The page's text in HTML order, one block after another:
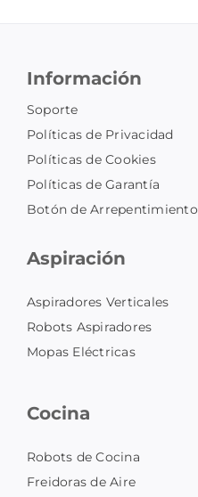
Información
Soporte
Políticas de Privacidad
Políticas de Cookies
Políticas de Garantía
Botón de Arrepentimiento
Aspiración
Aspiradores Verticales
Robots Aspiradores
Mopas Eléctricas
Cocina
Robots de Cocina
Freidoras de Aire